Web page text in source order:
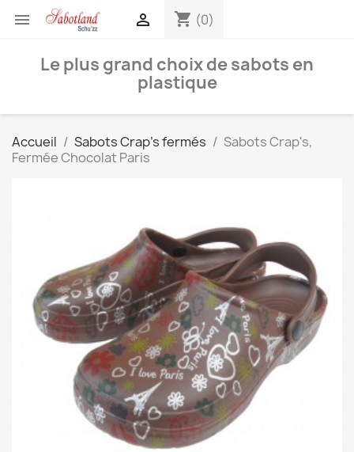
 shopping_cart (0)

Le plus grand choix de sabots en
plastique
Accueil Sabots Crap's fermés
Sabots Crap's,
Fermée Chocolat Paris